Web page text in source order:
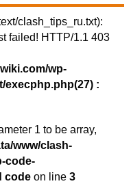
clash_tips_ru.txt):
failed! HTTP/1.1 403
wp-
:
1 to be array,
www/clash-
code-
code on line 3